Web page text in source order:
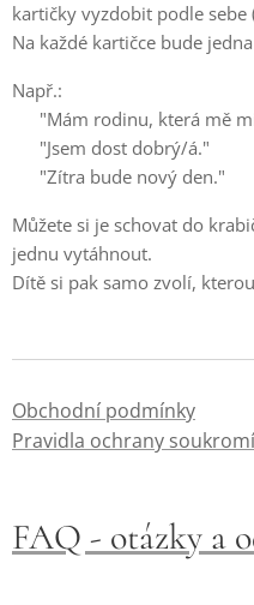
kartičky vyzdobit podle
Na každé kartičce bude
Např.:
👉 "Mám rodinu, která mě
👉 "Jsem dost dobrý/á."
👉 "Zítra bude nový den."
Můžete si je schovat do
jednu vytáhnout.
Dítě si pak samo zvolí,
Obchodní podmínky
Pravidla ochrany soukromí
FAQ - otázky a